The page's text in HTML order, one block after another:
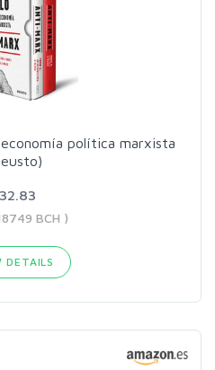
política marxista
BCH )
DETAILS